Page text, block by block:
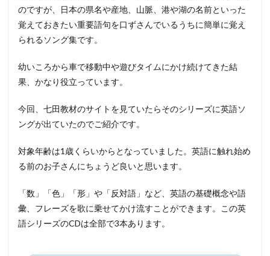
のですが、日本の県名や産地、山脈、港や湖の名前といった
覚えておきたい重要語句を口ずさんでいるうちに簡単に覚え
られるソング集です。
幼いころから車で移動中や遊びタイムにかけ続けてきた結
果、かなり役立っています。
今回、七田教材のサイトを見ていたらそのシリーズに英語ソ
ングが出ていたのでご紹介です。
対象年齢は1歳くらいからとなっていました。英語に触れ始め
る前のお子さんにちょうど良いと思います。
「数」「色」「形」や「反対語」など、英語の基礎概念や語
彙、フレーズを歌に乗せてかけ流すことができます。この英
語シリーズのCDは全部で3本あります。